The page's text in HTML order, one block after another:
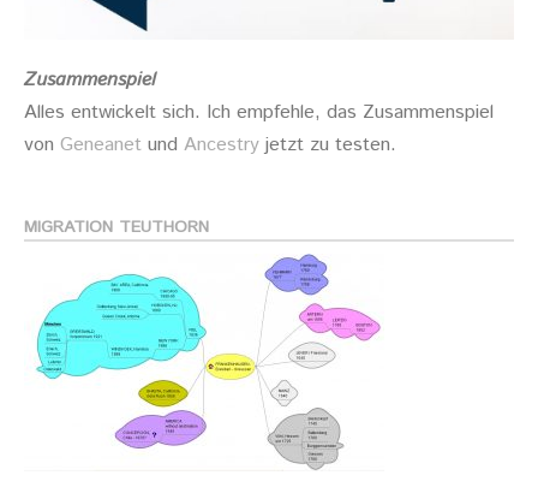
Zusammenspiel
Alles entwickelt sich. Ich empfehle, das Zusammenspiel
von Geneanet und Ancestry jetzt zu testen.
MIGRATION TEUTHORN